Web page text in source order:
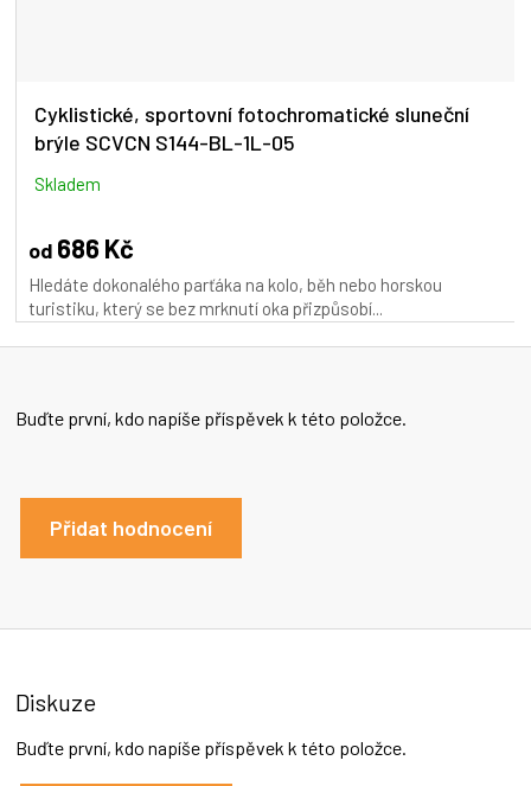
Cyklistické, sportovní fotochromatické sluneční
brýle SCVCN S144-BL-1L-05
Skladem
od 686 Kč
Hledáte dokonalého parťáka na kolo, běh nebo horskou
turistiku, který se bez mrknutí oka přizpůsobí...
Buďte první, kdo napíše příspěvek k této položce.
Přidat hodnocení
Diskuze
Buďte první, kdo napíše příspěvek k této položce.